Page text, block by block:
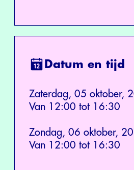
Datum en tijd
Zaterdag, 05 oktober,
Van 12:00 tot 16:30
Zondag, 06 oktober,
Van 12:00 tot 16:30